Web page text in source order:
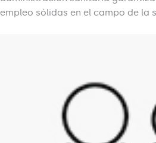
empleo sólidas en el campo de la